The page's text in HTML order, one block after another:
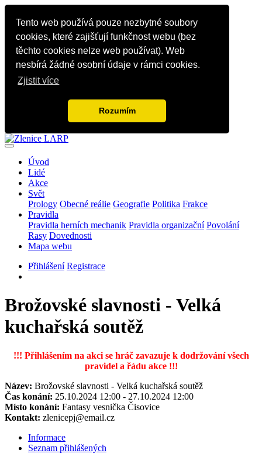
Tento web používá pouze nezbytné soubory
cookies, které zajišťují funkčnost webu (bez
těchto cookies nelze web používat). Web
nesbírá žádné osobní údaje v rámci cookies.
Zjistit více
Rozumím
Úvod
Lidé
Akce
Svět
Prology Obecné reálie Geografie Politika Frakce
Pravidla
Pravidla herních mechanik Pravidla organizační Povolání
Rasy Dovednosti
Mapa webu
Přihlášení Registrace
Brožovské slavnosti - Velká
kuchařská soutěž
!!! Přihlášením na akci se hráč zavazuje k dodržování všech
pravidel a řádu akce !!!
Název: Brožovské slavnosti - Velká kuchařská soutěž
Čas konání: 25.10.2024 12:00 - 27.10.2024 12:00
Místo konání: Fantasy vesnička Čisovice
Kontakt: zlenicepj@email.cz
Informace
Seznam přihlášených